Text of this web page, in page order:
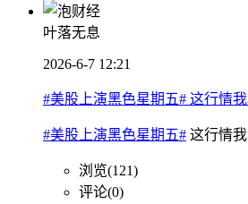
叶落无息
2026-6-7 12:21
#美股上演黑色星期五# 这行情
#美股上演黑色星期五# 这行情
浏览(121)
评论(0)